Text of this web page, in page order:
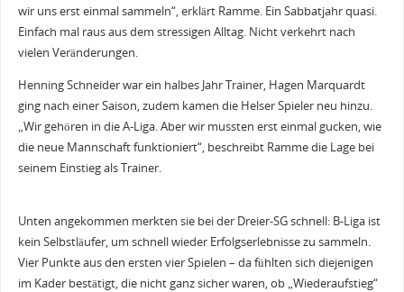
wir uns erst einmal sammeln“, erklärt Ramme. Ein Sabbatjahr quasi.
Einfach mal raus aus dem stressigen Alltag. Nicht verkehrt nach
vielen Veränderungen.
Henning Schneider war ein halbes Jahr Trainer, Hagen Marquardt
ging nach einer Saison, zudem kamen die Helser Spieler neu hinzu.
„Wir gehören in die A-Liga. Aber wir mussten erst einmal gucken, wie
die neue Mannschaft funktioniert“, beschreibt Ramme die Lage bei
seinem Einstieg als Trainer.
Unten angekommen merkten sie bei der Dreier-SG schnell: B-Liga ist
kein Selbstläufer, um schnell wieder Erfolgserlebnisse zu sammeln.
Vier Punkte aus den ersten vier Spielen – da fühlten sich diejenigen
im Kader bestätigt, die nicht ganz sicher waren, ob „Wiederaufstieg“